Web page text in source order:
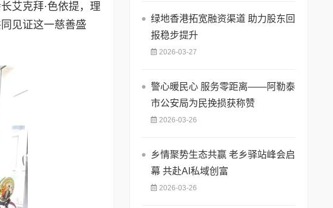
艾克拜·色依提，理
见证这一慈善盛
绿地香港拓宽融资渠道 助力股东回
报稳步提升
2026-03-27
​警心暖民心 服务零距离——阿勒泰
市公安局为民挽损获称赞
2026-03-26
乡情聚势生态共赢 老乡驿站峰会启
幕 共赴AI私域创富
2026-03-26